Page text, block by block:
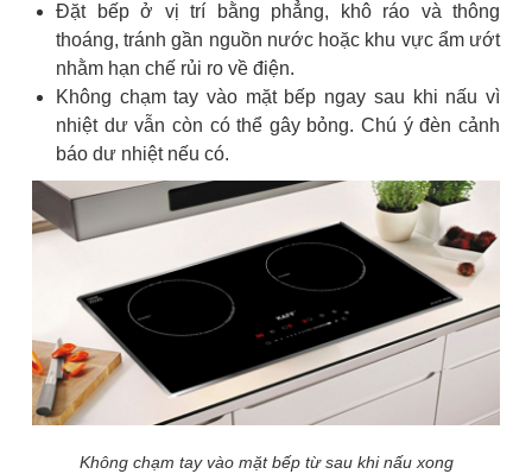
Đặt bếp ở vị trí bằng phẳng, khô ráo và thông
thoáng, tránh gần nguồn nước hoặc khu vực ẩm ướt
nhằm hạn chế rủi ro về điện.
Không chạm tay vào mặt bếp ngay sau khi nấu vì
nhiệt dư vẫn còn có thể gây bỏng. Chú ý đèn cảnh
báo dư nhiệt nếu có.
Không chạm tay vào mặt bếp từ sau khi nấu xong